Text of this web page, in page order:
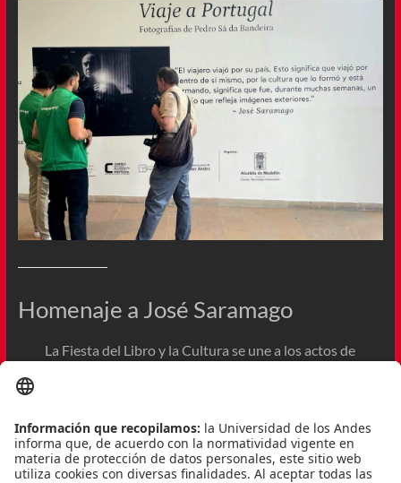
Homenaje a José Saramago
La Fiesta del Libro y la Cultura se une a los actos de
Saramago, con una exposición fotográfica que presenta
Literatura.